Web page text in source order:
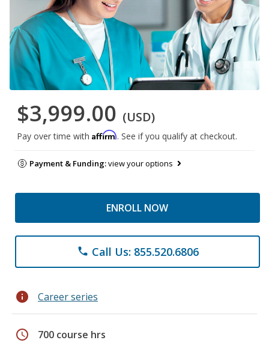
$3,999.00 (USD)
Pay over time with Affirm. See if you qualify at checkout.
Payment & Funding:view your options
ENROLL NOW
phone Call Us: 855.520.6806
info Career series
schedule 700 course hrs